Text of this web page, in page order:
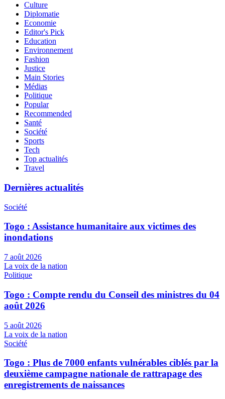
Culture
Diplomatie
Economie
Editor's Pick
Education
Environnement
Fashion
Justice
Main Stories
Médias
Politique
Popular
Recommended
Santé
Société
Sports
Tech
Top actualités
Travel
Dernières actualités
Société
Togo : Assistance humanitaire aux victimes des
inondations
7 août 2026
La voix de la nation
Politique
Togo : Compte rendu du Conseil des ministres du 04
août 2026
5 août 2026
La voix de la nation
Société
Togo : Plus de 7000 enfants vulnérables ciblés par la
deuxième campagne nationale de rattrapage des
enregistrements de naissances